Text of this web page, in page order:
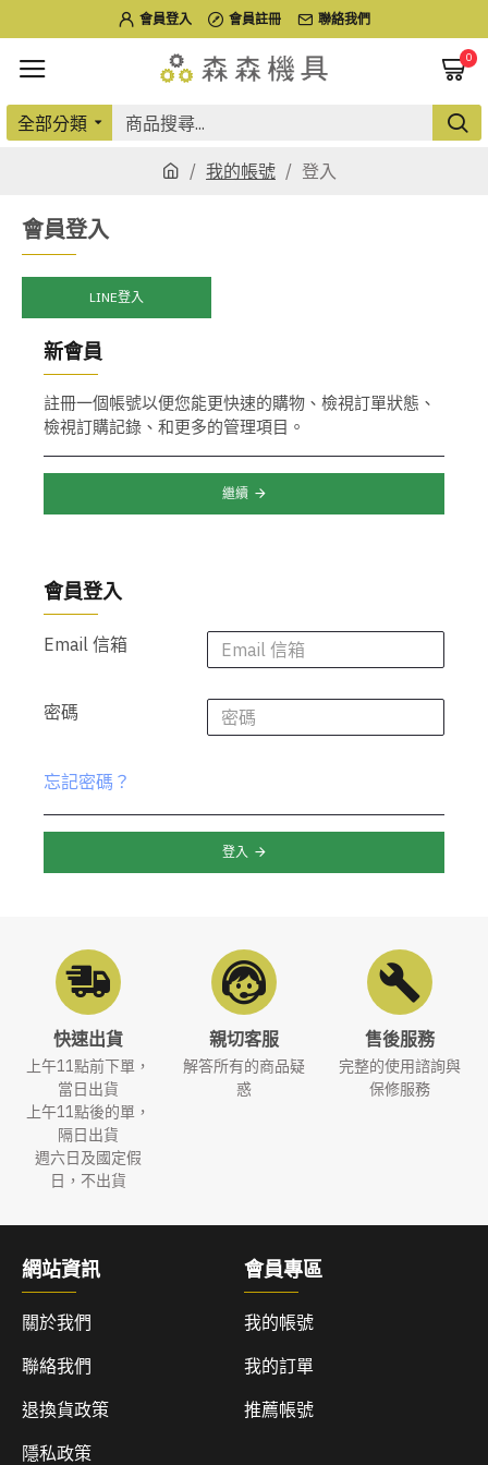
會員登入 會員註冊 聯絡我們
0
全部分類
我的帳號 登入
會員登入
LINE登入
新會員
註冊一個帳號以便您能更快速的購物、檢視訂單狀態、
檢視訂購記錄、和更多的管理項目。
繼續
會員登入
Email 信箱
密碼
忘記密碼？
登入
快速出貨
上午11點前下單，
當日出貨
上午11點後的單，
隔日出貨
週六日及國定假
日，不出貨
親切客服
解答所有的商品疑
惑
售後服務
完整的使用諮詢與
保修服務
網站資訊
關於我們
聯絡我們
退換貨政策
隱私政策
會員專區
我的帳號
我的訂單
推薦帳號